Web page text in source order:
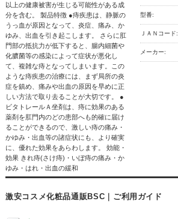
以上の健康被害が生じる可能性がある成
分を含む。 製品特徴 ●痔疾患は、静脈の
うっ血が原因となって、炎症、痛み、か
ゆみ、出血を引き起こします。 さらに肛
門部の抵抗力が低下すると、腸内細菌や
化膿菌等の感染によって症状が悪化し
て、複雑な痔となってしまいます。この
ような痔疾患の治療には、まず局所の炎
症を鎮め、痛みや出血の原因を早めに正
しい方法で取り去ることが大切です。 ●
ビタトレールＡ坐剤は、痔に効果のある
薬剤を肛門内のどの患部へも的確に届け
ることができるので、激しい痔の痛み・
かゆみ・出血等の諸症状にも、より確実
に、優れた効果をあらわします。 効能・
効果 きれ痔(さけ痔)・いぼ痔の痛み・か
ゆみ・はれ・出血の緩和
型番:
ＪＡＮコード:
メーカー:
激安コスメ化粧品通販BSC｜ご利用ガイド